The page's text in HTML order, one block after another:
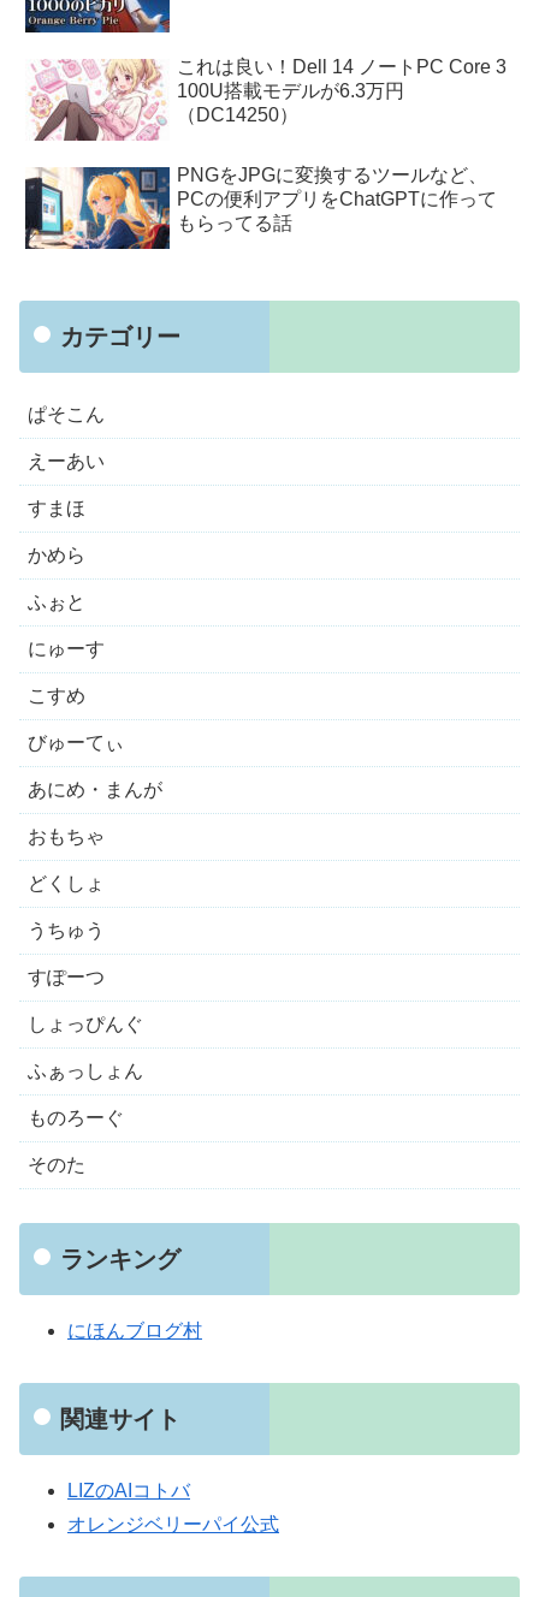
これは良い！Dell 14 ノートPC Core 3
100U搭載モデルが6.3万円
（DC14250）
PNGをJPGに変換するツールなど、
PCの便利アプリをChatGPTに作って
もらってる話
カテゴリー
ぱそこん
えーあい
すまほ
かめら
ふぉと
にゅーす
こすめ
びゅーてぃ
あにめ・まんが
おもちゃ
どくしょ
うちゅう
すぽーつ
しょっぴんぐ
ふぁっしょん
ものろーぐ
そのた
ランキング
にほんブログ村
関連サイト
LIZのAIコトバ
オレンジベリーパイ公式